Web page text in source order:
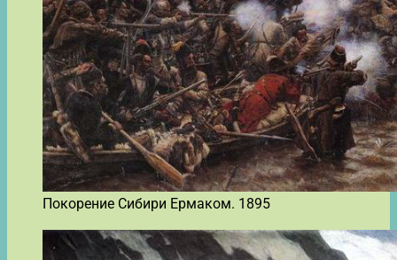
Покорение Сибири Ермаком. 1895